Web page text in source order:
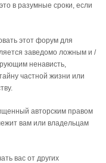
в разумные сроки, если
этот форум для
заведомо ложным и /
ненависть,
частной жизни или
авторским правом
вам или владельцам
вас от других